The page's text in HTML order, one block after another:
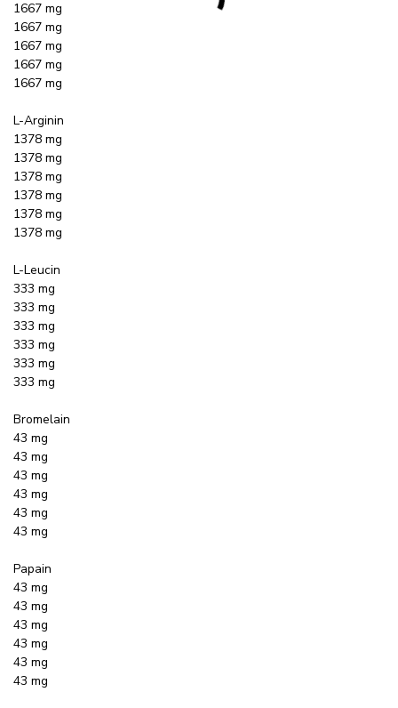
1667 mg
1667 mg
1667 mg
1667 mg
1667 mg
L-Arginin
1378 mg
1378 mg
1378 mg
1378 mg
1378 mg
1378 mg
L-Leucin
333 mg
333 mg
333 mg
333 mg
333 mg
333 mg
Bromelain
43 mg
43 mg
43 mg
43 mg
43 mg
43 mg
Papain
43 mg
43 mg
43 mg
43 mg
43 mg
43 mg